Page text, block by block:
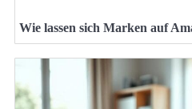
Wie lassen sich Marken auf